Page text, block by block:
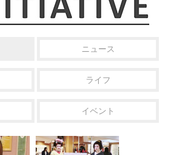
ニュース
ライフ
イベント